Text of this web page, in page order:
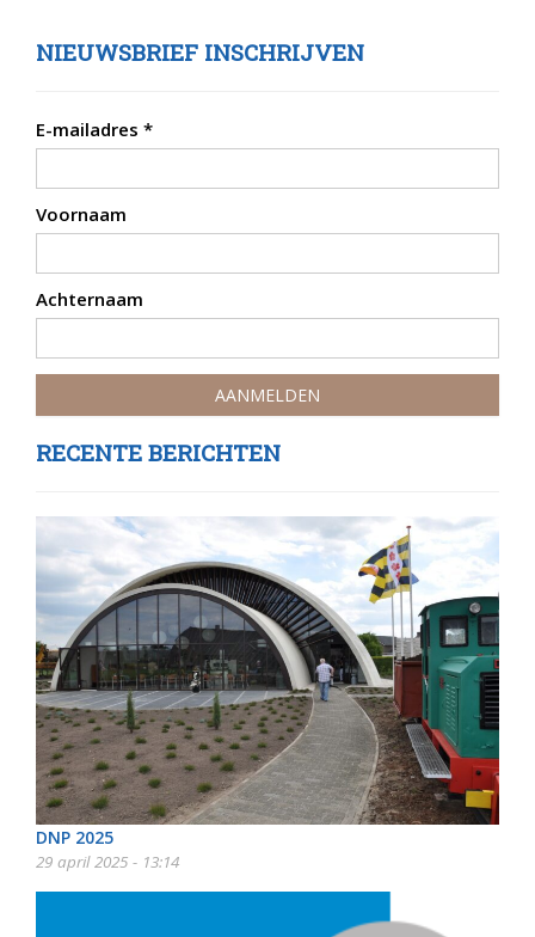
NIEUWSBRIEF INSCHRIJVEN
E-mailadres *
Voornaam
Achternaam
RECENTE BERICHTEN
DNP 2025
29 april 2025 - 13:14